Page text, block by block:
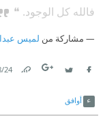
⁠‫فالله كل الوجود. ❝
مشاركة من لميس
24‏/8‏/2025
أوافق